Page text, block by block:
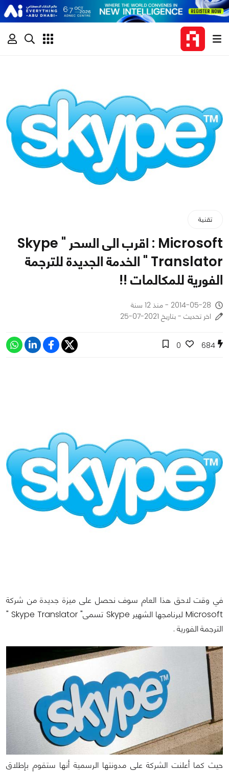
تقنية
Microsoft : اقرب الى السحر " Skype
Translator " الخدمة الجديدة للترجمة
الفورية للمكالمات !!
2014-05-28 - منذ 12 سنة
اخر تحديث - بتاريخ 2021-07-25
684
0
في وقت لاحق هذا العام سوف نحصل على ميزة جديدة من شركة
Microsoft لبرنامجها الشهير Skype تسمى" Skype Translator "
الترجمة الفورية .
حيث كما أعلنت الشركة على مدونتها الرسمية أنها ستقوم بإطلاق